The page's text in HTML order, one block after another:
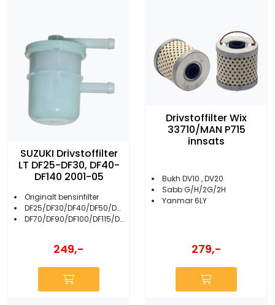
SUZUKI Drivstoffilter
LT DF25-DF30, DF40-
DF140 2001-05
Originalt bensinfilter
DF25/DF30/DF40/DF50/DF60
DF70/DF90/DF100/DF115/DF140
249,-
Drivstoffilter Wix
33710/MAN P715
innsats
Bukh DV10 , DV20
Sabb G/H/2G/2H
Yanmar 6LY
279,-